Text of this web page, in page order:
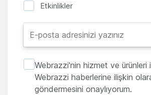
Etkinlikler
Webrazzi'nin hizmet ve ürünleri
Webrazzi haberlerine ilişkin
göndermesini onaylıyorum.